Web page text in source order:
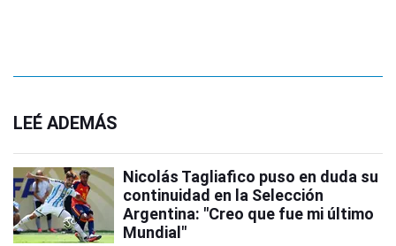
LEÉ ADEMÁS
Nicolás Tagliafico puso en duda su
continuidad en la Selección
Argentina: "Creo que fue mi último
Mundial"